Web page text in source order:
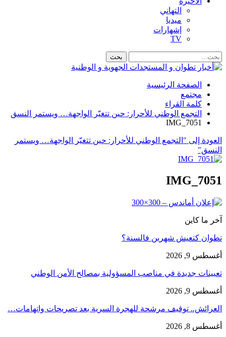
التهاني
ميديا
إشهارات
TV
الصفحة الرئيسية
مجتمع
كلمة القراء
التجمع الوطني للأحرار: حين تتغيّر الواجهة… ويستمر النسق
IMG_7051
العودة إلى "التجمع الوطني للأحرار: حين تتغيّر الواجهة… ويستمر
النسق"
IMG_7051
آخر ما كاين
تطوان كتعيش شهرين فالسنة؟
أغسطس 9, 2026
تعيينات جديدة في مناصب المسؤولية بمصالح الأمن الوطني
أغسطس 9, 2026
العرائش.. توقيف مرشحة للهجرة السرية بعد تصريحات واتهامات…
أغسطس 8, 2026